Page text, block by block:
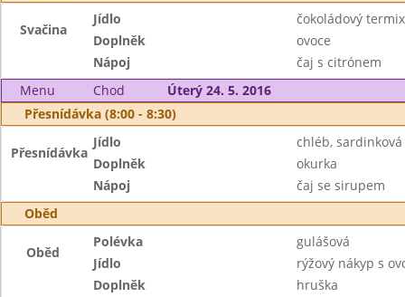
Svačina
Jídlo
čokoládový termix
Doplněk
ovoce
Nápoj
čaj s citrónem
Menu
Chod
Úterý 24. 5. 2016
Přesnídávka (8:00 - 8:30)
Přesnídávka
Jídlo
chléb,
Doplněk
okurka
Nápoj
čaj se sirupem
Oběd
Oběd
Polévka
gulášová
Jídlo
rýžový nákyp s
Doplněk
hruška